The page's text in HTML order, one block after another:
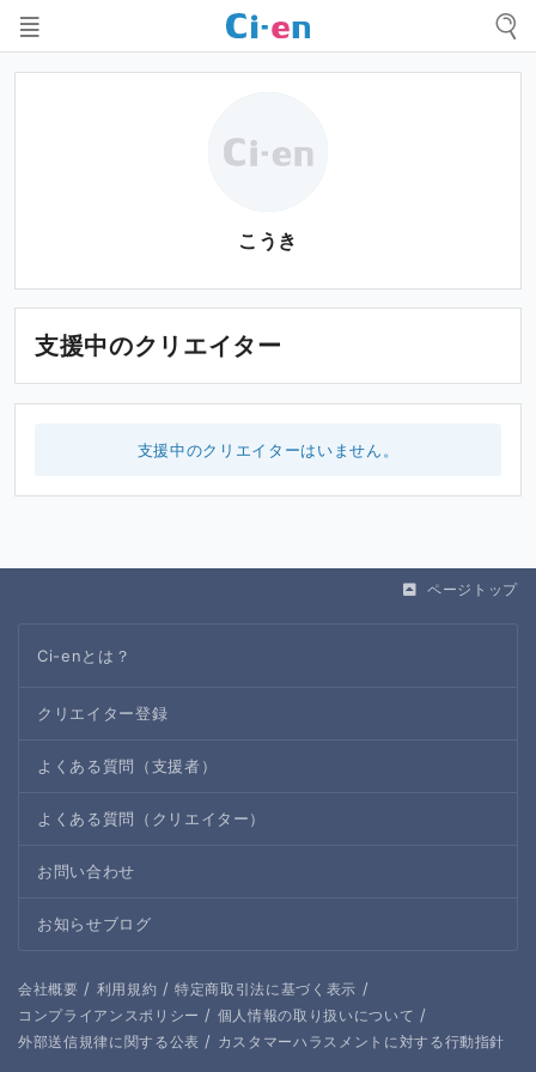
支援中のクリエイター
支援中のクリエイターはいません。
こうき
ページトップ
Ci-enとは？
クリエイター登録
よくある質問（支援者）
よくある質問（クリエイター）
お問い合わせ
お知らせブログ
会社概要 / 利用規約 / 特定商取引法に基づく表示 /
コンプライアンスポリシー / 個人情報の取り扱いについて /
外部送信規律に関する公表 / カスタマーハラスメントに対する行動指針